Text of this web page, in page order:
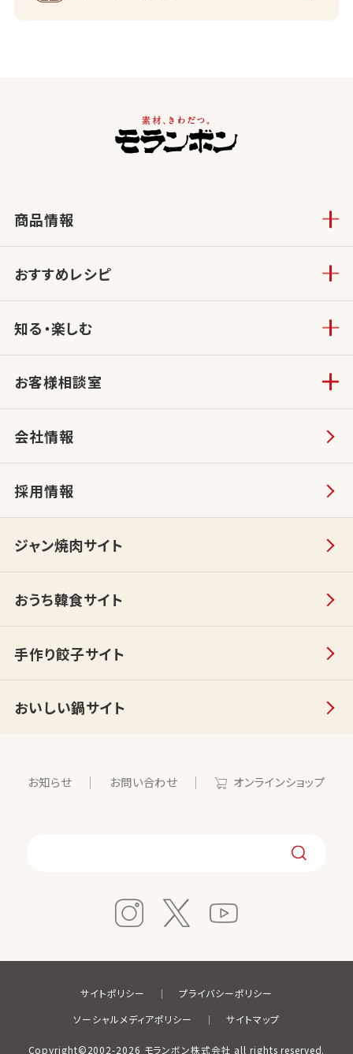
商品情報
おすすめレシピ
知る・楽しむ
お客様相談室
会社情報
採用情報
ジャン焼肉サイト
おうち韓食サイト
手作り餃子サイト
おいしい鍋サイト
お知らせ お問い合わせ オンラインショップ
Copyright©2002-2026 モランボン株式会社 all rights reserved.
サイトポリシー
プライバシーポリシー
ソーシャルメディアポリシー
サイトマップ